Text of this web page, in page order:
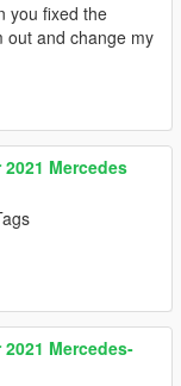
you fixed the
out and change my
Mercedes
Mercedes-